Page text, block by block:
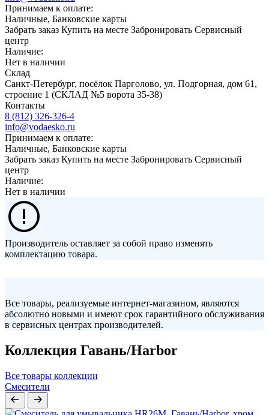
Принимаем к оплате:
Наличные, Банковские карты
Забрать заказ Купить на месте Забронировать Сервисный
центр
Наличие:
Нет в наличии
Склад
Санкт-Петербург, посёлок Парголово, ул. Подгорная, дом 61,
строение 1 (СКЛАД №5 ворота 35-38)
Контакты
8 (812) 326-326-4
info@vodaesko.ru
Принимаем к оплате:
Наличные, Банковские карты
Забрать заказ Купить на месте Забронировать Сервисный
центр
Наличие:
Нет в наличии
Производитель оставляет за собой право изменять
комплектацию товара.
Все товары, реализуемые интернет-магазином, являются
абсолютно новыми и имеют срок гарантийного обслуживания
в сервисных центрах производителей.
Коллекция Гавань/Harbor
Все товары коллекции
Смесители